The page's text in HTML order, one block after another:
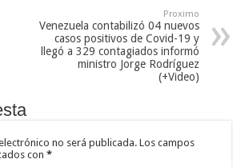
Proximo
Venezuela contabilizó 04 nuevos
casos positivos de Covid-19 y
llegó a 329 contagiados informó
ministro Jorge Rodríguez
(+Video)
no será publicada. Los campos
con*